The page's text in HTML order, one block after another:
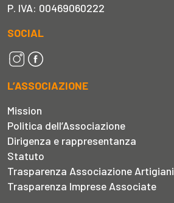
P. IVA: 00469060222
SOCIAL
L’ASSOCIAZIONE
Mission
Politica dell’Associazione
Dirigenza e rappresentanza
Statuto
Trasparenza Associazione Artigiani
Trasparenza Imprese Associate